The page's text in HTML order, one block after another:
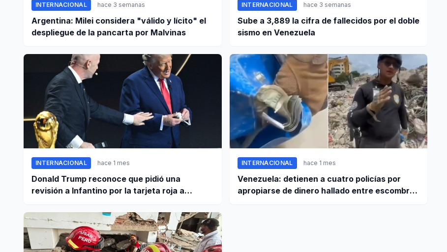
INTERNACIONAL hace 3 semanas
Argentina: Milei considera "válido y lícito" el
despliegue de la pancarta por Malvinas
INTERNACIONAL hace 3 semanas
Sube a 3,889 la cifra de fallecidos por el doble
sismo en Venezuela
INTERNACIONAL hace 1 mes
Donald Trump reconoce que pidió una
revisión a Infantino por la tarjeta roja a
INTERNACIONAL hace 1 mes
Venezuela: detienen a cuatro policías por
apropiarse de dinero hallado entre escombros